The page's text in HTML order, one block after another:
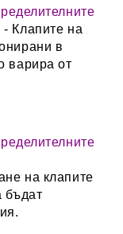
- Клапите на
в
варира от
на клапите
бъдат